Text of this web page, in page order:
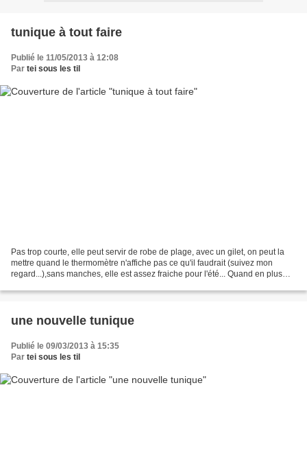
tunique à tout faire
Publié le 11/05/2013 à 12:08
Par tei sous les til
Pas trop courte, elle peut servir de robe de plage, avec un gilet, on peut la
mettre quand le thermomètre n'affiche pas ce qu'il faudrait (suivez mon
regard...),sans manches, elle est assez fraiche pour l'été... Quand en plus
une nouvelle tunique
Publié le 09/03/2013 à 15:35
Par tei sous les til